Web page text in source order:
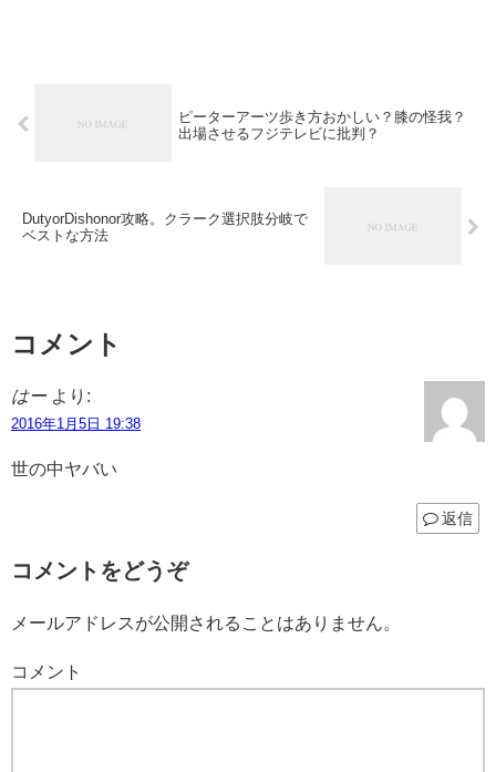
ピーターアーツ歩き方おかしい？膝の怪我？
出場させるフジテレビに批判？
DutyorDishonor攻略。クラーク選択肢分岐で
ベストな方法
コメント
はー より:
2016年1月5日 19:38
世の中ヤバい
返信
コメントをどうぞ
メールアドレスが公開されることはありません。
コメント